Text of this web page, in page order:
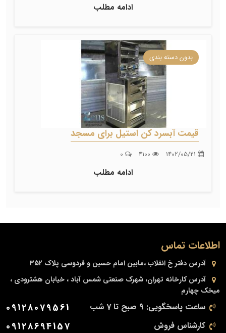
ادامه مطلب
بدون دسته بندی
قیمت آبسرد کن استیل برای مسجد
ادامه مطلب
اطلاعات تماس
آدرس دفتر خ انقلاب ،مابین امام حسین و فردوسی پلاک ۳۵۲
آدرس کارخانه تهران، شهرک صنعتی شمس آباد ، خیابان هشترودی ،
میخک چهارم
ساعت پاسخگویی: 9 صبح تا 7 شب 09128079561
کارشناس فروش 09128694157